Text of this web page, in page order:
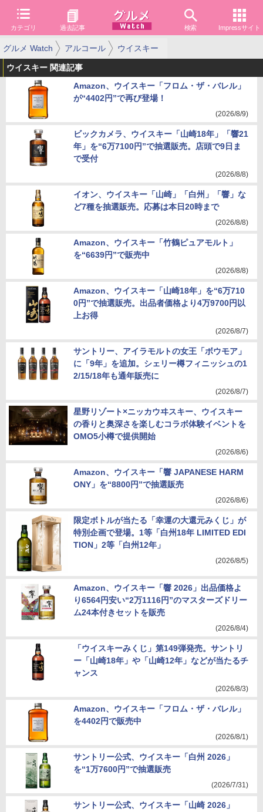
カテゴリ 過去記事 検索 Impressサイト
グルメ Watch アルコール ウイスキー
ウイスキー 関連記事
Amazon、ウイスキー「フロム・ザ・バレル」
が“4402円”で再び登場！
(2026/8/9)
ビックカメラ、ウイスキー「山崎18年」「響21
年」を“6万7100円”で抽選販売。店頭で9日ま
で受付
(2026/8/8)
イオン、ウイスキー「山崎」「白州」「響」な
ど7種を抽選販売。応募は本日20時まで
(2026/8/8)
Amazon、ウイスキー「竹鶴ピュアモルト」
を“6639円”で販売中
(2026/8/8)
Amazon、ウイスキー「山崎18年」を“6万710
0円”で抽選販売。出品者価格より4万9700円以
上お得
(2026/8/7)
サントリー、アイラモルトの女王「ボウモア」
に「9年」を追加。シェリー樽フィニッシュの1
2/15/18年も通年販売に
(2026/8/7)
星野リゾート×ニッカウヰスキー、ウイスキー
の香りと奥深さを楽しむコラボ体験イベントを
OMO5小樽で提供開始
(2026/8/6)
Amazon、ウイスキー「響 JAPANESE HARM
ONY」を“8800円”で抽選販売
(2026/8/6)
限定ボトルが当たる「幸運の大還元みくじ」が
特別企画で登場。1等「白州18年 LIMITED EDI
TION」2等「白州12年」
(2026/8/5)
Amazon、ウイスキー「響 2026」出品価格よ
り6564円安い“2万1116円”のマスターズドリー
ム24本付きセットを販売
(2026/8/4)
「ウイスキーみくじ」第149弾発売。サントリ
ー「山崎18年」や「山崎12年」などが当たるチ
ャンス
(2026/8/3)
Amazon、ウイスキー「フロム・ザ・バレル」
を4402円で販売中
(2026/8/1)
サントリー公式、ウイスキー「白州 2026」
を“1万7600円”で抽選販売
(2026/7/31)
サントリー公式、ウイスキー「山崎 2026」